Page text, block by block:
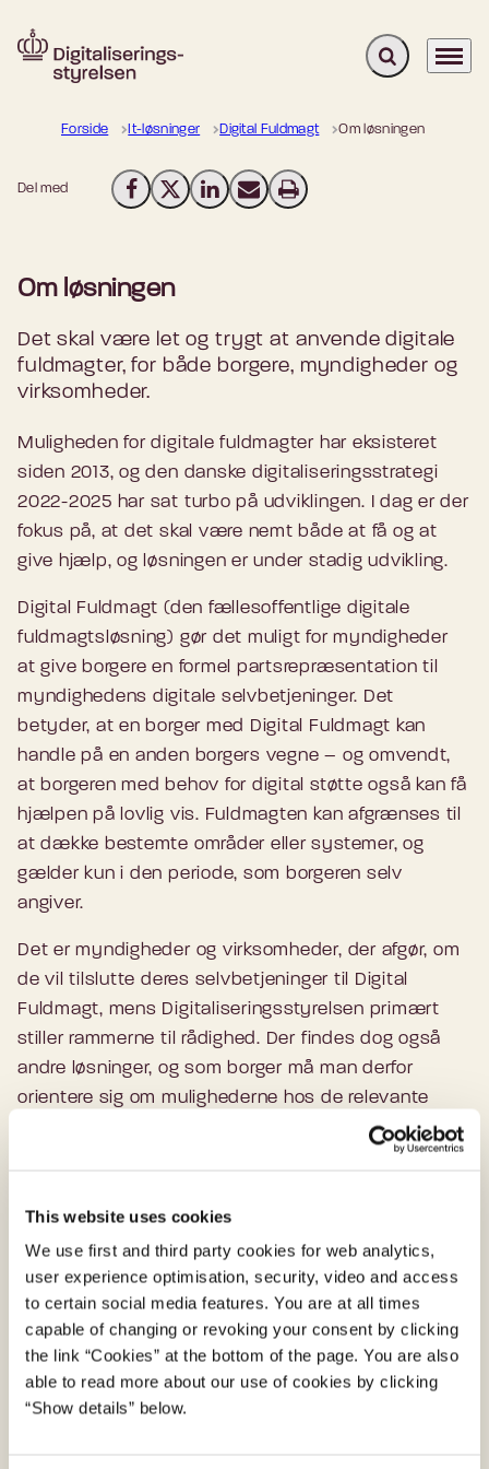
This website uses cookies
We use first and third party cookies for web analytics,
user experience optimisation, security, video and access
to certain social media features. You are at all times
capable of changing or revoking your consent by clicking
the link “Cookies” at the bottom of the page. You are also
able to read more about our use of cookies by clicking
“Show details” below.
Gå til forsiden Fold søgefelt
Menu
Forside It-løsninger Digital Fuldmagt Om løsningen
Del med Del på Facebook
Del på X (Twitter)
Del på LinkedIn
Send email
Print
Om løsningen
Det skal være let og trygt at anvende digitale
fuldmagter, for både borgere, myndigheder og
virksomheder.
Muligheden for digitale fuldmagter har eksisteret
siden 2013, og den danske digitaliseringsstrategi
2022-2025 har sat turbo på udviklingen. I dag er der
fokus på, at det skal være nemt både at få og at
give hjælp, og løsningen er under stadig udvikling.
Digital Fuldmagt (den fællesoffentlige digitale
fuldmagtsløsning) gør det muligt for myndigheder
at give borgere en formel partsrepræsentation til
myndighedens digitale selvbetjeninger. Det
betyder, at en borger med Digital Fuldmagt kan
handle på en anden borgers vegne – og omvendt,
at borgeren med behov for digital støtte også kan få
hjælpen på lovlig vis. Fuldmagten kan afgrænses til
at dække bestemte områder eller systemer, og
gælder kun i den periode, som borgeren selv
angiver.
Det er myndigheder og virksomheder, der afgør, om
de vil tilslutte deres selvbetjeninger til Digital
Fuldmagt, mens Digitaliseringsstyrelsen primært
stiller rammerne til rådighed. Der findes dog også
andre løsninger, og som borger må man derfor
orientere sig om mulighederne hos de relevante
Kontakt
Har du spørgsmål til Digital Fuldmagt, kan du
rette henvendelse hos borgerservice.
Find din kommunes borgerservice på borger.dk
Har du spørgsmål til selve løsningen, er du